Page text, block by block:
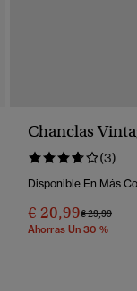
Chanclas
(3)
Disponible En Más
€ 20,99Precio
€ 29,99A
Ahorras Un 30 %